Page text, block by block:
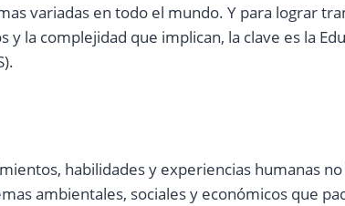
variadas en todo el mundo. Y para lograr
y la complejidad que implican, la clave es la
habilidades y experiencias humanas
ambientales, sociales y económicos que